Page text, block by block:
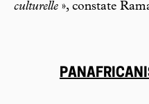
culturelle », constate